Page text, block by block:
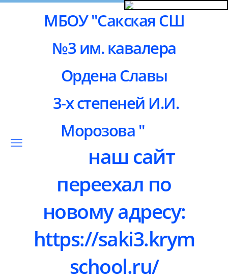
МБОУ "Сакская СШ
№3 им. кавалера
Ордена Славы
3-х степеней И.И.
Морозова "
наш сайт
переехал по
новому адресу:
https://saki3.krym
school.ru/